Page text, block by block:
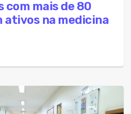
com mais de 80
ativos na medicina